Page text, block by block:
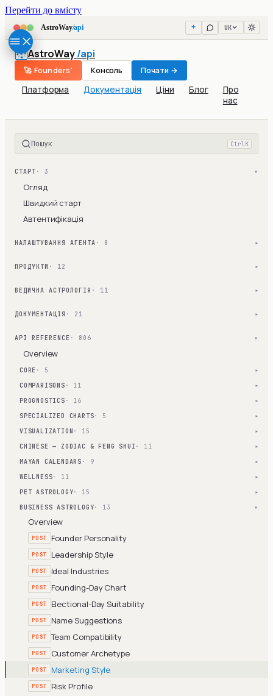
Перейти до вмісту
AstroWay/api UK
AstroWay/api
Платформа Документація Ціни Блог
Про
нас
🚀 Founders' Консоль Почати →
Пошук Ctrl K
СТАРТ · 3 ▾
Огляд
Швидкий старт
Автентифікація
НАЛАШТУВАННЯ АГЕНТА · 8 ▾
ПРОДУКТИ · 12 ▾
ВЕДИЧНА АСТРОЛОГІЯ · 11 ▾
ДОКУМЕНТАЦІЯ · 21 ▾
API REFERENCE · 806 ▾
Overview
CORE · 5 ▾
COMPARISONS · 11 ▾
PROGNOSTICS · 16 ▾
SPECIALIZED CHARTS· 5 ▾
VISUALIZATION · 15 ▾
CHINESE — ZODIAC & FENG SHUI · 11 ▾
MAYAN CALENDARS · 9 ▾
WELLNESS· 11 ▾
PET ASTROLOGY· 15 ▾
BUSINESS ASTROLOGY· 13 ▾
Overview
POST Founder Personality
POST Leadership Style
POST Ideal Industries
POST Founding-Day Chart
POST Electional-Day Suitability
POST Name Suggestions
POST Team Compatibility
POST Customer Archetype
POST Marketing Style
POST Risk Profile